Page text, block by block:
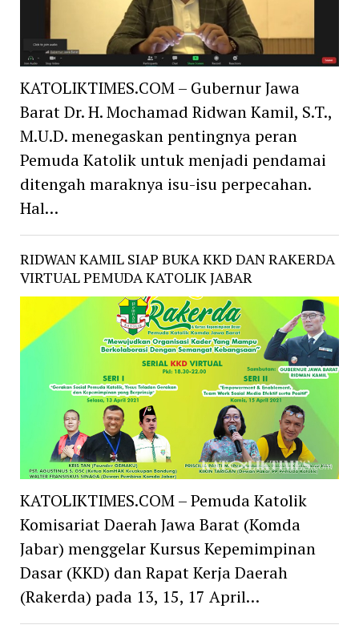
KATOLIKTIMES.COM – Gubernur Jawa
Barat Dr. H. Mochamad Ridwan Kamil, S.T.,
M.U.D. menegaskan pentingnya peran
Pemuda Katolik untuk menjadi pendamai
ditengah maraknya isu-isu perpecahan.
Hal…
RIDWAN KAMIL SIAP BUKA KKD DAN RAKERDA
VIRTUAL PEMUDA KATOLIK JABAR
KATOLIKTIMES.COM – Pemuda Katolik
Komisariat Daerah Jawa Barat (Komda
Jabar) menggelar Kursus Kepemimpinan
Dasar (KKD) dan Rapat Kerja Daerah
(Rakerda) pada 13, 15, 17 April…